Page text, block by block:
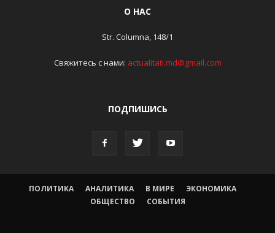
О НАС
Str. Columna, 148/1
Свяжитесь с нами: actualitati.md@gmail.com
ПОДПИШИСЬ
ПОЛИТИКА АНАЛИТИКА В МИРЕ
ЭКОНОМИКА
ОБЩЕСТВО
СОБЫТИЯ